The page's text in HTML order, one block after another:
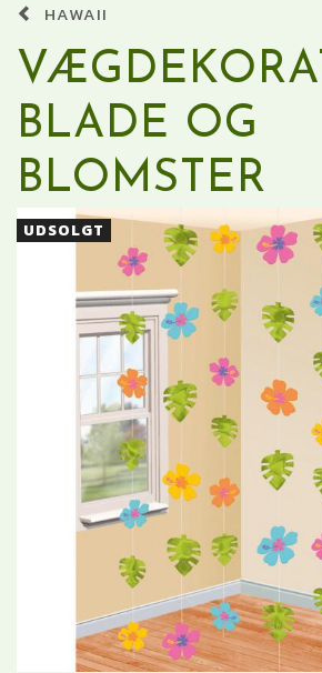
HAWAII
BLADE OG
BLOMSTER
UDSOLGT